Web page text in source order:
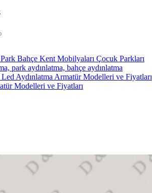
Bahçe Kent Mobilyaları Çocuk Parkları
park aydınlatma, bahçe aydınlatma
Aydınlatma Armatür Modelleri ve Fiyatları
Modelleri ve Fiyatları